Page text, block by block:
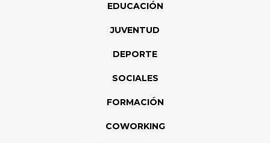
EDUCACIÓN
JUVENTUD
DEPORTE
SOCIALES
FORMACIÓN
COWORKING